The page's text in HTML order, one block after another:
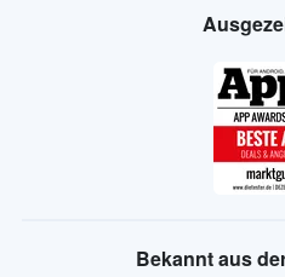
Bekannt aus